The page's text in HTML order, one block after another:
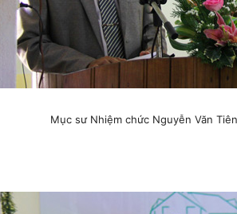
Mục sư Nhiệm chức Nguyễn Văn